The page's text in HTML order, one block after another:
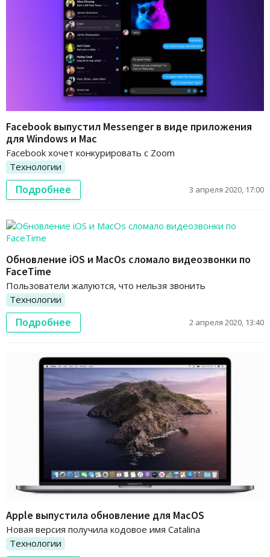
Facebook выпустил Messenger в виде приложения
для Windows и Mac
Facebook хочет конкурировать с Zoom
Технологии
Подробнее 3 апреля 2020, 17:00
Обновление iOS и MacOs сломало видеозвонки по
FaceTime
Пользователи жалуются, что нельзя звонить
Технологии
Подробнее 2 апреля 2020, 13:40
Apple выпустила обновление для MacOS
Новая версия получила кодовое имя Catalina
Технологии